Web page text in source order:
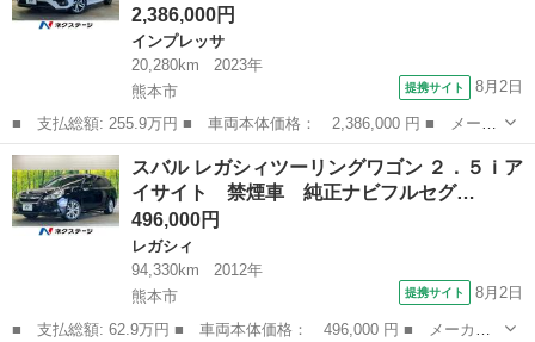
2,386,000円
インプレッサ
20,280km
2023年
熊本市
提携サイト 8月2日
■ 支払総額: 255.9万円 ■ 車両本体価格： 2,386,000 円 ■ メーカ
ー名： スバル ■ 車種名： インプレッサ ■ グレード名： ＳＴ
－Ｈ ＳＴＩエアロ 禁煙車 純正１１．６型ディスプレイＴＶ デ
ジタルマ...
熊本 熊本市 インプレッサ
スバル レガシィツーリングワゴン ２．５ｉア
イサイト 禁煙車 純正ナビフルセグ…
496,000円
レガシィ
94,330km
2012年
熊本市
提携サイト 8月2日
■ 支払総額: 62.9万円 ■ 車両本体価格： 496,000 円 ■ メーカー